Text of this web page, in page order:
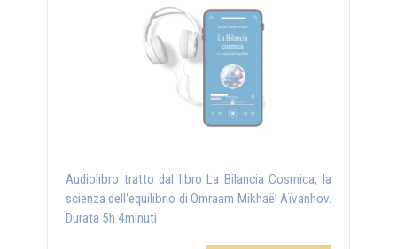
Audiolibro tratto dal libro La Bilancia Cosmica, la
scienza dell'equilibrio di Omraam Mikhaël Aïvanhov.
Durata 5h 4minuti